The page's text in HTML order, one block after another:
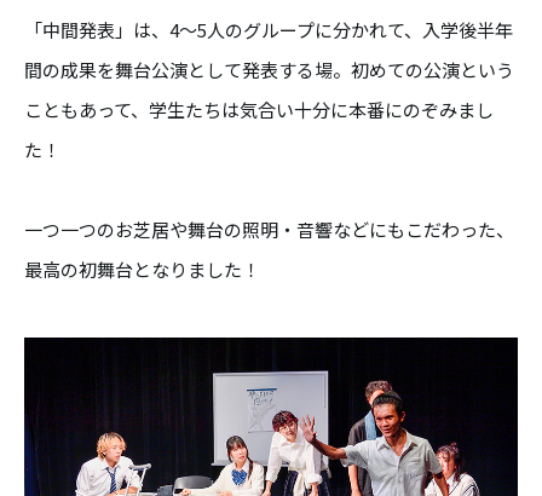
「中間発表」は、4～5人のグループに分かれて、入学後半年
間の成果を舞台公演として発表する場。初めての公演という
こともあって、学生たちは気合い十分に本番にのぞみまし
た！
一つ一つのお芝居や舞台の照明・音響などにもこだわった、
最高の初舞台となりました！